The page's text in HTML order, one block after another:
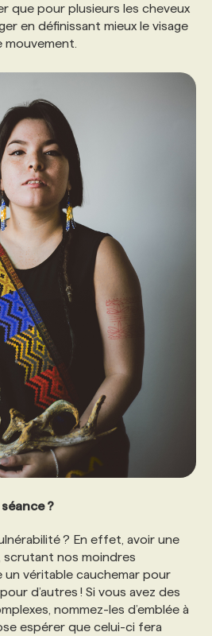
que pour plusieurs les cheveux
en définissant mieux le visage
?
? En effet, avoir une
scrutant nos moindres
véritable cauchemar pour
d’autres ! Si vous avez des
nommez-les d’emblée à
espérer que celui-ci fera